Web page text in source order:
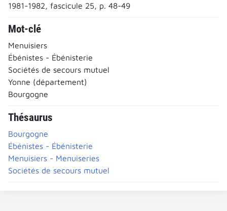
1981-1982, fascicule 25, p. 48-49
Mot-clé
Menuisiers
Ébénistes - Ébénisterie
Sociétés de secours mutuel
Yonne (département)
Bourgogne
Thésaurus
Bourgogne
Ébénistes - Ébénisterie
Menuisiers - Menuiseries
Sociétés de secours mutuel